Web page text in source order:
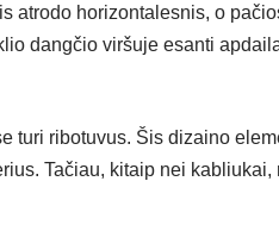
atrodo horizontalesnis, o
dangčio viršuje esanti
turi ribotuvus. Šis dizaino
Tačiau, kitaip nei